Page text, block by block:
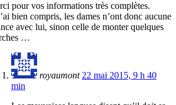
pour vos informations très complètes.
bien compris, les dames n’ont donc aucune
avec lui, sinon celle de monter quelques
…
royaumont 22 mai 2015, 9 h 40
min